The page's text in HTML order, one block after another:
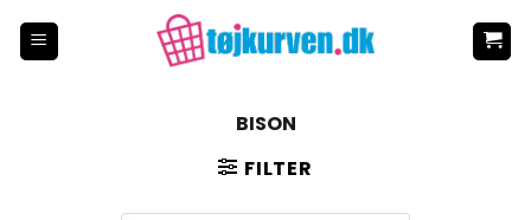
BISON
FILTER